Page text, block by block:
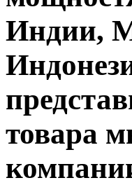
Индии,
товара